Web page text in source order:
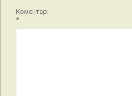
Коментар:
*